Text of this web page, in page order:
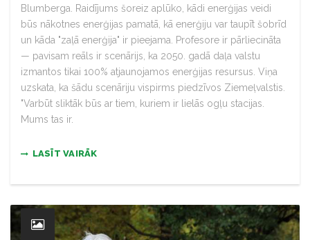
Blumberga. Raidījums šoreiz aplūko, kādi enerģijas veidi
būs nākotnes enerģijas pamatā, kā enerģiju var taupīt šobrīd
un kāda "zaļā enerģija" ir pieejama. Profesore ir pārliecināta
— pavisam reāls ir scenārijs, ka 2050. gadā daļa valstu
izmantos tikai 100% atjaunojamos enerģijas resursus. Viņa
uzskata, ka šādu scenāriju vispirms piedzīvos Ziemeļvalstis.
"Varbūt sliktāk būs ar tiem, kuriem ir lielās ogļu stacijas.
Mums tas ir.
LASĪT VAIRĀK